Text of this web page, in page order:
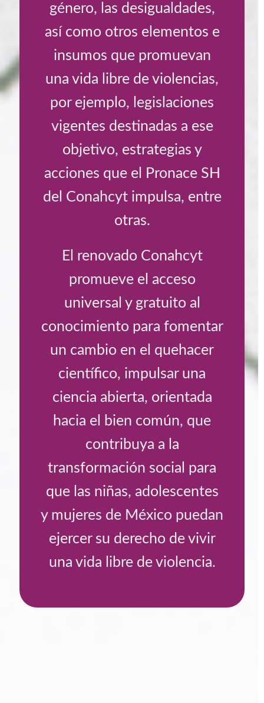
género, las desigualdades,
así como otros elementos e
insumos que promuevan
una vida libre de violencias,
por ejemplo, legislaciones
vigentes destinadas a ese
objetivo, estrategias y
acciones que el Pronace SH
del Conahcyt impulsa, entre
otras.
El renovado Conahcyt
promueve el acceso
universal y gratuito al
conocimiento para fomentar
un cambio en el quehacer
científico, impulsar una
ciencia abierta, orientada
hacia el bien común, que
contribuya a la
transformación social para
que las niñas, adolescentes
y mujeres de México puedan
ejercer su derecho de vivir
una vida libre de violencia.